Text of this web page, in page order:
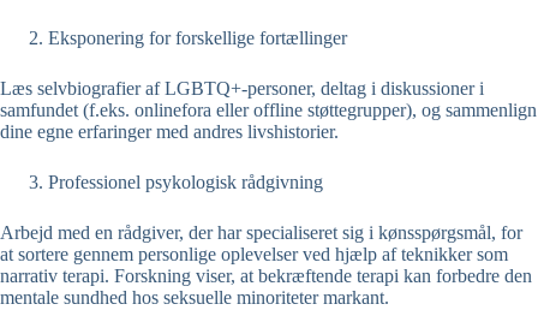
Eksponering for forskellige fortællinger
Læs selvbiografier af LGBTQ+-personer, deltag i diskussioner i
samfundet (f.eks. onlinefora eller offline støttegrupper), og sammenlign
dine egne erfaringer med andres livshistorier.
Professionel psykologisk rådgivning
Arbejd med en rådgiver, der har specialiseret sig i kønsspørgsmål, for
at sortere gennem personlige oplevelser ved hjælp af teknikker som
narrativ terapi. Forskning viser, at bekræftende terapi kan forbedre den
mentale sundhed hos seksuelle minoriteter markant.